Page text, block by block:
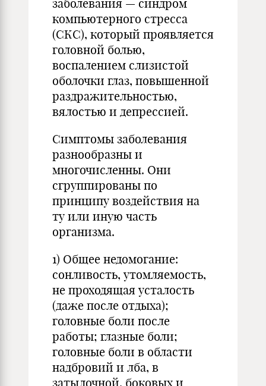
заболевания — синдром
компьютерного стресса
(СКС), который проявляется
головной болью,
воспалением слизистой
оболочки глаз, повышенной
раздражительностью,
вялостью и депрессией.
Симптомы заболевания
разнообразны и
многочисленны. Они
сгруппированы по
принципу воздействия на
ту или иную часть
организма.
1) Общее недомогание:
сонливость, утомляемость,
не проходящая усталость
(даже после отдыха);
головные боли после
работы; глазные боли;
головные боли в области
надбровий и лба, в
затылочной, боковых и